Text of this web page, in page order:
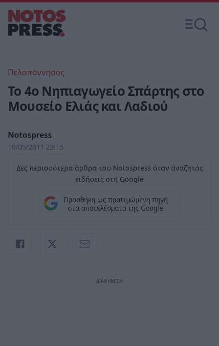
Πελοπόννησος
Το 4ο Νηπιαγωγείο Σπάρτης στο
Μουσείο Ελιάς και Λαδιού
Notospress
19/05/2011 23:15
Δες περισσότερα άρθρα του Notospress όταν αναζητάς
ειδήσεις στη Google
Προσθήκη ως προτιμώμενη πηγή
στα αποτελέσματα της Google